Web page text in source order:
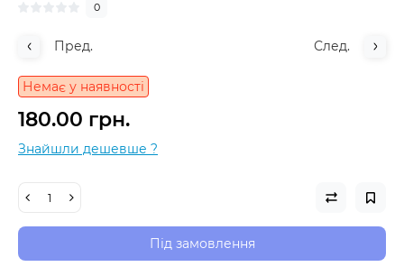
0
Пред. След.
Немає у наявності
180.00 грн.
Знайшли дешевше ?
Під замовлення